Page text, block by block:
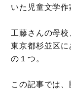
いた児童文学
工藤さんの母校
東京都杉並区
の１つ。
この記事では